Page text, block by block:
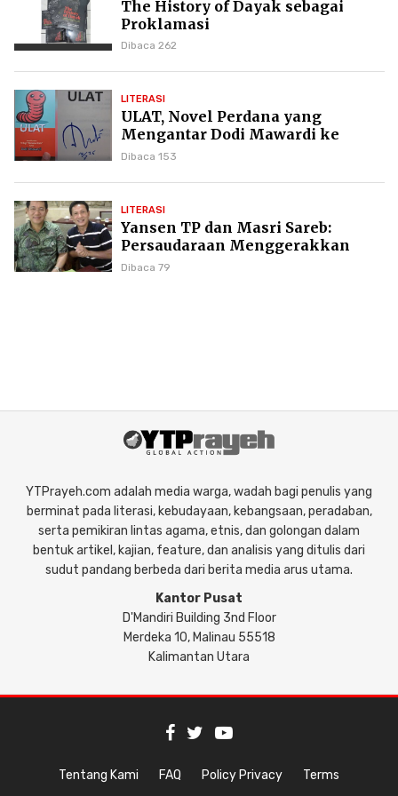
The History of Dayak sebagai
Proklamasi
Dibaca 262
LITERASI
ULAT, Novel Perdana yang
Mengantar Dodi Mawardi ke
Puncak Karier Kepenulisan
Dibaca 153
LITERASI
Yansen TP dan Masri Sareb:
Persaudaraan Menggerakkan
Literasi Borneo
Dibaca 79
YTPrayeh.com adalah media warga, wadah bagi penulis yang
berminat pada literasi, kebudayaan, kebangsaan, peradaban,
serta pemikiran lintas agama, etnis, dan golongan dalam
bentuk artikel, kajian, feature, dan analisis yang ditulis dari
sudut pandang berbeda dari berita media arus utama.
Kantor Pusat
D'Mandiri Building 3nd Floor
Merdeka 10, Malinau 55518
Kalimantan Utara
Tentang Kami FAQ Policy Privacy
Terms